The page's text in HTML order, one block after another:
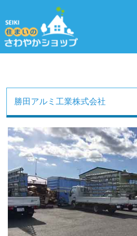
勝田アルミ工業株式会社